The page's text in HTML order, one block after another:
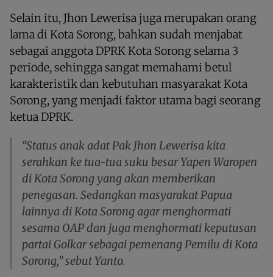
Selain itu, Jhon Lewerisa juga merupakan orang
lama di Kota Sorong, bahkan sudah menjabat
sebagai anggota DPRK Kota Sorong selama 3
periode, sehingga sangat memahami betul
karakteristik dan kebutuhan masyarakat Kota
Sorong, yang menjadi faktor utama bagi seorang
ketua DPRK.
“Status anak adat Pak Jhon Lewerisa kita
serahkan ke tua-tua suku besar Yapen Waropen
di Kota Sorong yang akan memberikan
penegasan. Sedangkan masyarakat Papua
lainnya di Kota Sorong agar menghormati
sesama OAP dan juga menghormati keputusan
partai Golkar sebagai pemenang Pemilu di Kota
Sorong,” sebut Yanto.